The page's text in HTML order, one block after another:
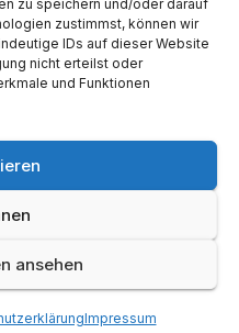
zu speichern und/oder darauf
zustimmst, können wir
IDs auf dieser Website
nicht erteilst oder
und Funktionen
ansehen
Impressum
24